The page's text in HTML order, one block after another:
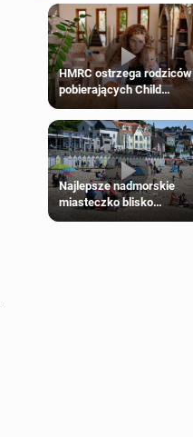
HMRC ostrzega rodziców
pobierających Child
Benefit. Mogą być
zobowiązani do zwrotu
zasiłku
Najlepsze nadmorskie
miasteczko blisko